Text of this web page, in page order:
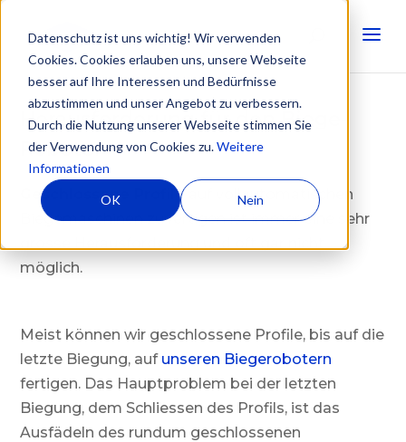
Datenschutz ist uns wichtig! Wir verwenden
Cookies. Cookies erlauben uns, unsere Webseite
besser auf Ihre Interessen und Bedürfnisse
abzustimmen und unser Angebot zu verbessern.
Durch die Nutzung unserer Webseite stimmen Sie
der Verwendung von Cookies zu.Weitere
Informationen
OK Nein
Herausforderung für den Biege-
Roboter
Geschlossene Profileauf vollautomatischen
Biegemaschinen zu fertigen ist immer eine sehr
möglich.
Meist können wir geschlossene Profile, bis auf die
letzte Biegung, auf unseren Biegerobotern
fertigen. Das Hauptproblem bei der letzten
Biegung, dem Schliessen des Profils, ist das
Ausfädeln des rundum geschlossenen